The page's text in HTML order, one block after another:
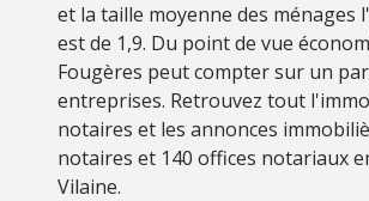
et la taille moyenne des ménages
est de 1,9. Du point de vue
Fougères peut compter sur un
entreprises. Retrouvez tout
notaires et les annonces
notaires et 140 offices notariaux
Vilaine.